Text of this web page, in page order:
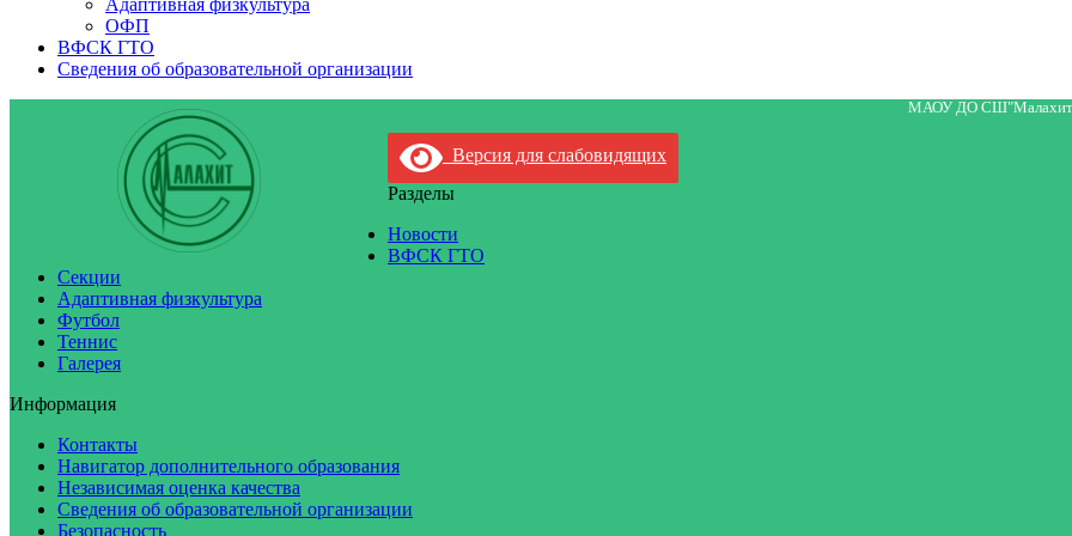
ОФП
ВФСК ГТО
Сведения об образовательной организации
МАОУ ДО
Версия для слабовидящих
Разделы
Новости
ВФСК ГТО
Секции
Адаптивная физкультура
Футбол
Теннис
Галерея
Информация
Контакты
Навигатор дополнительного образования
Независимая оценка качества
Сведения об образовательной организации
Безопасность